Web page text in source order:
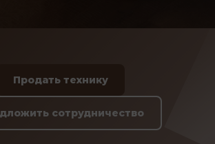
Продать технику
сотрудничество